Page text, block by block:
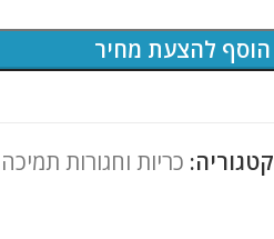
הוסף להצעת מחיר
קטגוריה: כריות וחגורות תמיכה